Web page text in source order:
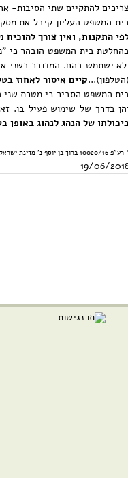
צריכים להתקיים שתי הסיבות-
המשפט העליון קיבל את
התקנות, ואין צורך
בית המשפט הובהר כי
ישתמש בהם. המדובר בשני
(הטלפון)...קיים איסור לאחוז
המשפט הסביר כי מטרת שני
בדרך של שימוש פעיל בו.
של הנהג לנהוג
10020/16 ברוך בן יוסף נ' מדינת ישראל
19/06/